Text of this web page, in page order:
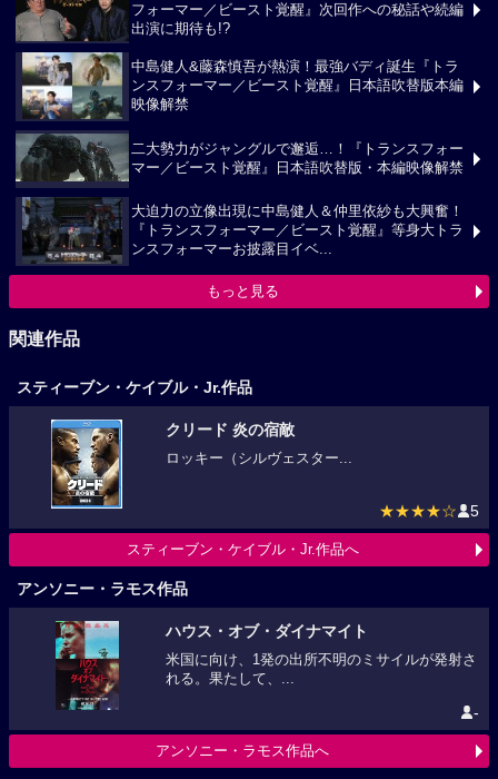
フォーマー／ビースト覚醒』次回作への秘話や続編
出演に期待も!?
中島健人&藤森慎吾が熱演！最強バディ誕生『トラ
ンスフォーマー／ビースト覚醒』日本語吹替版本編
映像解禁
二大勢力がジャングルで邂逅…！『トランスフォー
マー／ビースト覚醒』日本語吹替版・本編映像解禁
大迫力の立像出現に中島健人＆仲里依紗も大興奮！
『トランスフォーマー／ビースト覚醒』等身大トラ
ンスフォーマーお披露目イベ...
もっと見る
関連作品
スティーブン・ケイブル・Jr.作品
クリード 炎の宿敵
ロッキー（シルヴェスター...
★★★★☆ 5
スティーブン・ケイブル・Jr.作品へ
アンソニー・ラモス作品
ハウス・オブ・ダイナマイト
米国に向け、1発の出所不明のミサイルが発射さ
れる。果たして、...
-
アンソニー・ラモス作品へ